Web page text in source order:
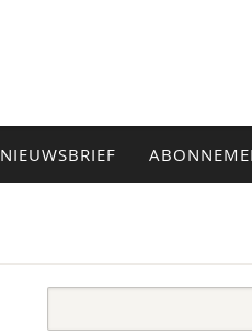
NIEUWSBRIEF